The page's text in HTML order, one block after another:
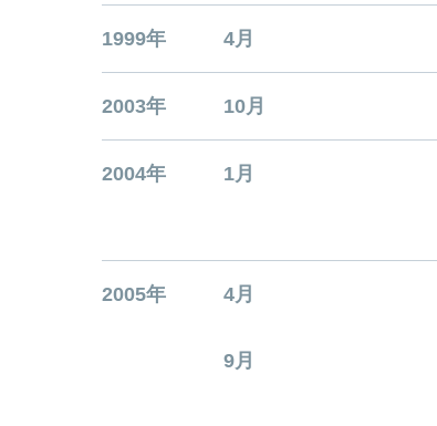
1999年 4月
2003年 10月
2004年 1月
2005年 4月
9月